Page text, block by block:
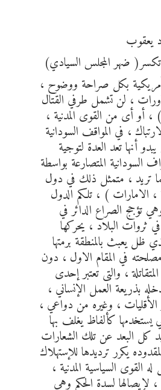
يعقوب
ضهر المجلس السيادي)
بكل صراحة ووضوح ،
، لن تشمل طرفي القتال
أو أى من القوى المدنية ،
، في المواقف السودانية
أنها تعد العدة لتوجية
المتصارعة بواسطة
تريد ، متمثل ذلك في دول
الامارات ) ، تلكم الدول
تؤجج الصراع الدائر في
ثروات البلاد ، يحركها
ظل يعبث بالمنطقة برمتها
في المقام الاول ، دون
، والتى تعتبر إحدى
بذريعة العمل الإنساني ،
، وغيره من دواعي ،
يستخدمها كألفاظ يغلف بها
كل البعد عن تلك الشعارات
يكرر ترديدها للإستهلاك
القوى السياسية المدنية ،
لإيصالها لسدة الحكم وهى